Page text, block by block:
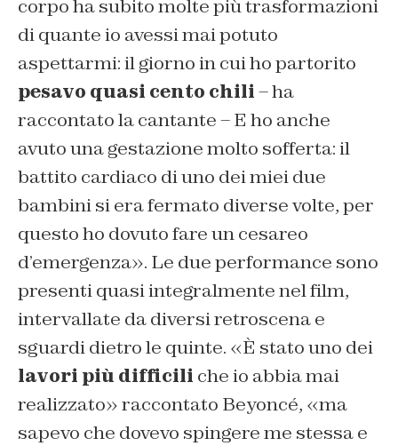
corpo ha subito molte più trasformazioni
di quante io avessi mai potuto
aspettarmi: il giorno in cui ho partorito
pesavo quasi cento chili– ha
raccontato la cantante – E ho anche
avuto una gestazione molto sofferta: il
battito cardiaco di uno dei miei due
bambini si era fermato diverse volte, per
questo ho dovuto fare un cesareo
d’emergenza». Le due performance sono
presenti quasi integralmente nel film,
intervallate da diversi retroscena e
sguardi dietro le quinte. «È stato uno dei
lavori più difficili che io abbia mai
realizzato» raccontato Beyoncé, «ma
sapevo che dovevo spingere me stessa e